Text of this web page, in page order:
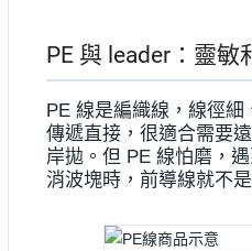
PE 與 leader：靈敏
PE 線是編織線，線徑
傳遞直接，很適合需要
岸拋。但 PE 線怕磨，
消波塊時，前導線就不